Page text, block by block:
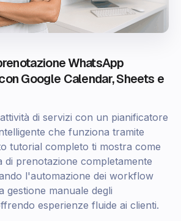
WhatsApp
Google Calendar, Sheets e
di servizi con un pianificatore
che funziona tramite
tutorial completo ti mostra come
di prenotazione completamente
l'automazione dei workflow
gestione manuale degli
esperienze fluide ai clienti.